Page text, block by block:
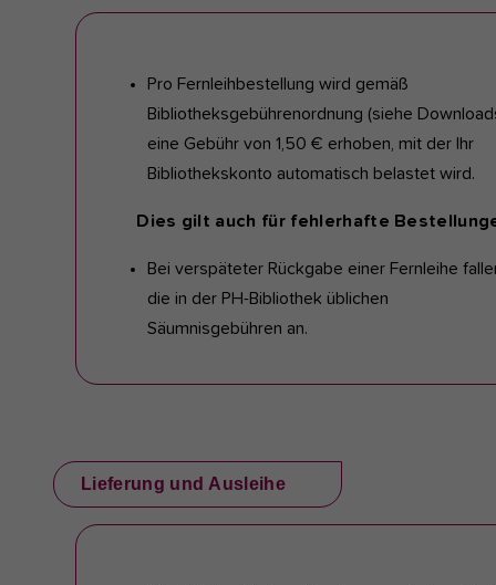
Pro Fernleihbestellung wird gemäß
Bibliotheksgebührenordnung (siehe
eine Gebühr von 1,50 € erhoben, mit der Ihr
Bibliothekskonto automatisch belastet wird.
Dies gilt auch für fehlerhafte
Bei verspäteter Rückgabe einer Fernleihe
die in der PH-Bibliothek üblichen
Säumnisgebühren an.
Lieferung und Ausleihe